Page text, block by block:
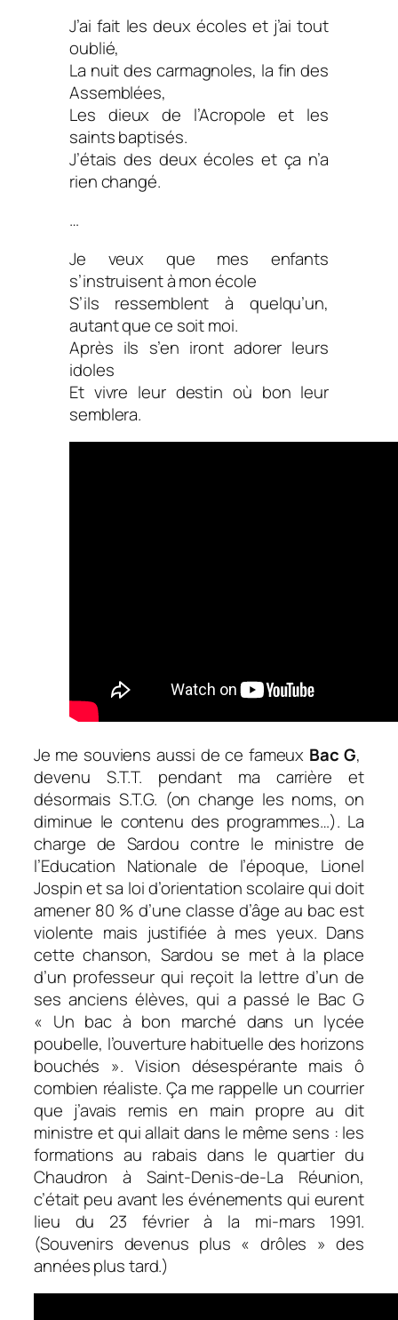
J’ai fait les deux écoles et j’ai tout
oublié,
La nuit des carmagnoles, la fin des
Assemblées,
Les dieux de l’Acropole et les
saints baptisés.
J’étais des deux écoles et ça n’a
rien changé.
…
Je veux que mes enfants
s’instruisent à mon école
S’ils ressemblent à quelqu’un,
autant que ce soit moi.
Après ils s’en iront adorer leurs
idoles
Et vivre leur destin où bon leur
semblera.
Je me souviens aussi de ce fameux Bac G,
devenu S.T.T. pendant ma carrière et
désormais S.T.G. (on change les noms, on
diminue le contenu des programmes…). La
charge de Sardou contre le ministre de
l’Education Nationale de l’époque, Lionel
Jospin et sa loi d’orientation scolaire qui doit
amener 80 % d’une classe d’âge au bac est
violente mais justifiée à mes yeux. Dans
cette chanson, Sardou se met à la place
d’un professeur qui reçoit la lettre d’un de
ses anciens élèves, qui a passé le Bac G
« Un bac à bon marché dans un lycée
poubelle, l’ouverture habituelle des horizons
bouchés ». Vision désespérante mais ô
combien réaliste. Ça me rappelle un courrier
que j’avais remis en main propre au dit
ministre et qui allait dans le même sens : les
formations au rabais dans le quartier du
Chaudron à Saint-Denis-de-La Réunion,
c’était peu avant les événements qui eurent
lieu du 23 février à la mi-mars 1991.
(Souvenirs devenus plus « drôles » des
années plus tard.)